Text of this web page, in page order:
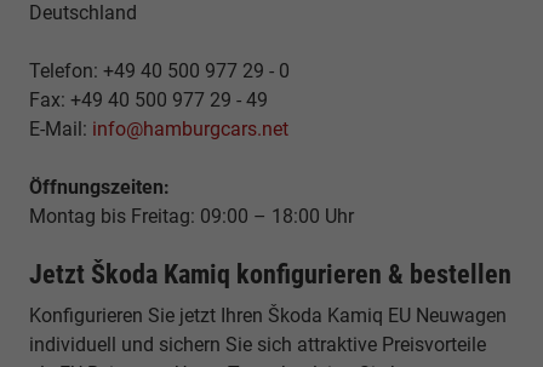
Deutschland
Telefon: +49 40 500 977 29 - 0
Fax: +49 40 500 977 29 - 49
E-Mail: info@hamburgcars.net
Öffnungszeiten:
Montag bis Freitag: 09:00 – 18:00 Uhr
Jetzt Škoda Kamiq konfigurieren & bestellen
Konfigurieren Sie jetzt Ihren Škoda Kamiq EU Neuwagen
individuell und sichern Sie sich attraktive Preisvorteile